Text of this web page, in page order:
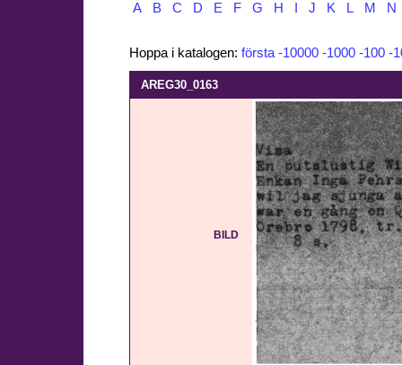
A B C D E F G H J K L M N
Hoppa i katalogen: första -10000 -1000 -100 -
AREG30_0163
BILD